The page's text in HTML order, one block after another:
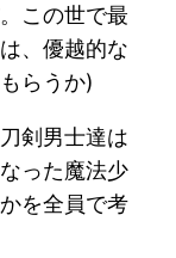
この世で最
、優越的な
らうか)
剣男士達は
った魔法少
を全員で考